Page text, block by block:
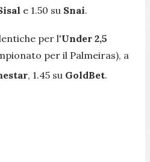
e 1.50 su Snai.
per l'Under 2,5
per il Palmeiras), a
, 1.45 su GoldBet.